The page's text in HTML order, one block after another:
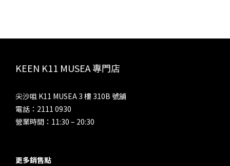
KEEN K11 MUSEA 專門店
尖沙咀 K11 MUSEA 3 樓 310B 號舖
電話：2111 0930
營業時間：11:30 – 20:30
更多銷售點